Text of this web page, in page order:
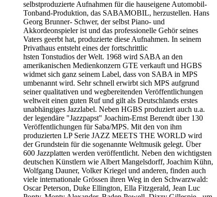
selbstproduzierte Aufnahmen für die hauseigene Automobil-
Tonband-Produktion, das SABAMOBIL, herzustellen. Hans
Georg Brunner- Schwer, der selbst Piano- und
Akkordeonspieler ist und das professionelle Gehör seines
Vaters geerbt hat, produzierte diese Aufnahmen. In seinem
Privathaus entsteht eines der fortschrittlic
hsten Tonstudios der Welt. 1968 wird SABA an den
amerikanischen Medienkonzern GTE verkauft und HGBS
widmet sich ganz seinem Label, dass von SABA in MPS
umbenannt wird. Sehr schnell erwirbt sich MPS aufgrund
seiner qualitativen und wegbereitenden Veröffentlichungen
weltweit einen guten Ruf und gilt als Deutschlands erstes
unabhängiges Jazzlabel. Neben HGBS produziert auch u.a.
der legendäre "Jazzpapst" Joachim-Ernst Berendt über 130
Veröffentlichungen für Saba/MPS. Mit den von ihm
produzierten LP Serie JAZZ MEETS THE WORLD wird
der Grundstein für die sogenannte Weltmusik gelegt. Über
600 Jazzplatten werden veröffentlicht. Neben den wichtigsten
deutschen Künstlern wie Albert Mangelsdorff, Joachim Kühn,
Wolfgang Dauner, Volker Kriegel und anderen, finden auch
viele internationale Grössen ihren Weg in den Schwarzwald:
Oscar Peterson, Duke Ellington, Ella Fitzgerald, Jean Luc